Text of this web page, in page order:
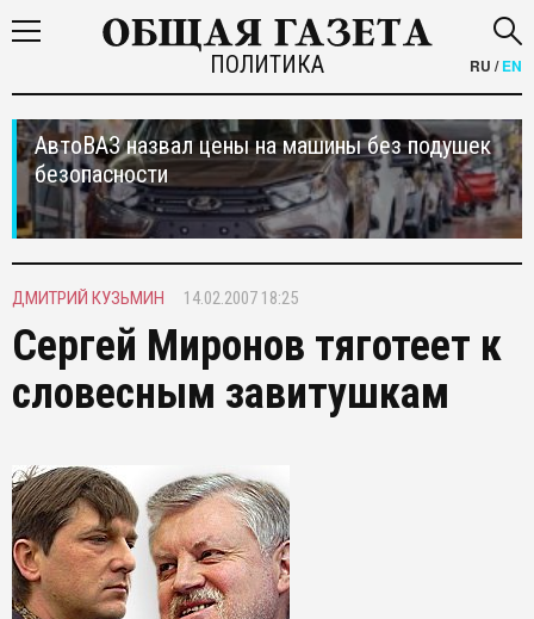
ПОЛИТИКА RU /EN
АвтоВАЗ назвал цены на машины без подушек
безопасности
ДМИТРИЙ КУЗЬМИН 14.02.2007 18:25
Сергей Миронов тяготеет к
словесным завитушкам